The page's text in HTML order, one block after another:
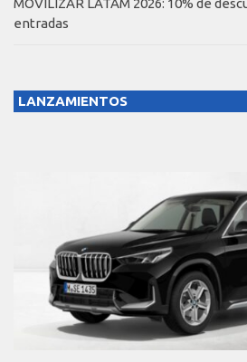
MOVILIZAR LATAM 2026: 10% de
entradas
LANZAMIENTOS